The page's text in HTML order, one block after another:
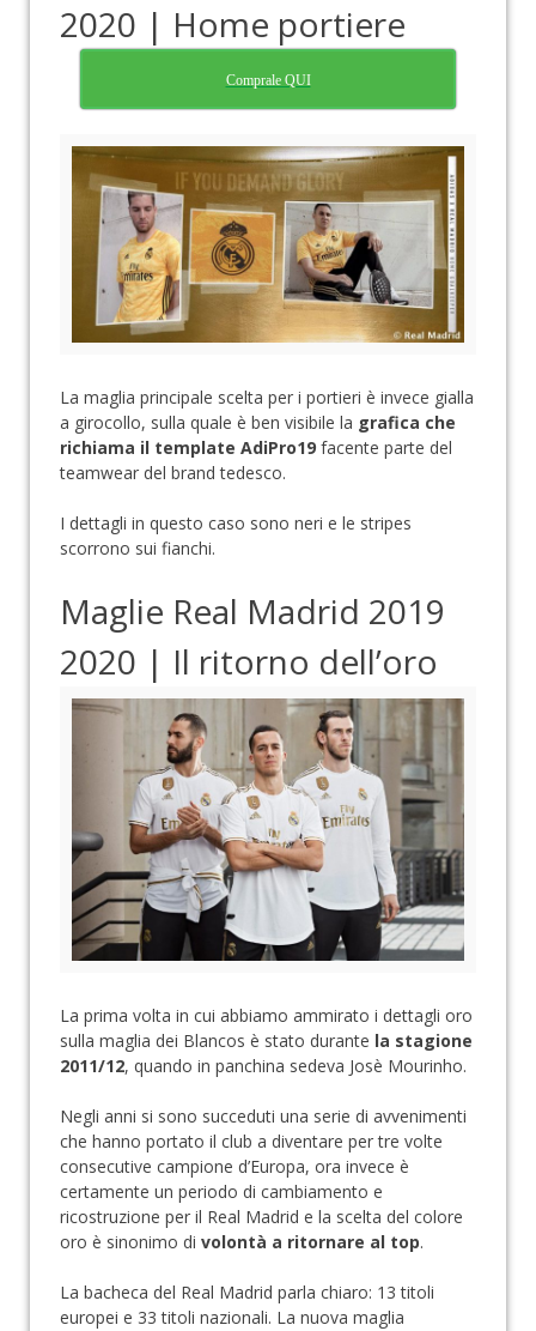
2020 | Home portiere
Comprale QUI
La maglia principale scelta per i portieri è invece gialla
a girocollo, sulla quale è ben visibile la grafica che
richiama il template AdiPro19 facente parte del
teamwear del brand tedesco.
I dettagli in questo caso sono neri e le stripes
scorrono sui fianchi.
Maglie Real Madrid 2019
2020 | Il ritorno dell’oro
La prima volta in cui abbiamo ammirato i dettagli oro
sulla maglia dei Blancos è stato durante la stagione
2011/12, quando in panchina sedeva Josè Mourinho.
Negli anni si sono succeduti una serie di avvenimenti
che hanno portato il club a diventare per tre volte
consecutive campione d’Europa, ora invece è
certamente un periodo di cambiamento e
ricostruzione per il Real Madrid e la scelta del colore
oro è sinonimo di volontà a ritornare al top.
La bacheca del Real Madrid parla chiaro: 13 titoli
europei e 33 titoli nazionali. La nuova maglia